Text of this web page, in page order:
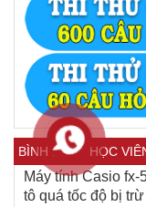
BÌNH LUẬN HỌC
Máy tính Casio fx-
tô quá tốc độ bị